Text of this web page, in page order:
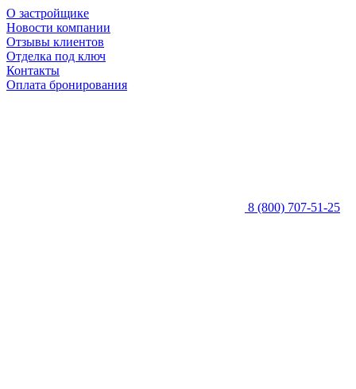
О застройщике
Новости компании
Отзывы клиентов
Отделка под ключ
Контакты
Оплата бронирования
8 (800) 707-51-25